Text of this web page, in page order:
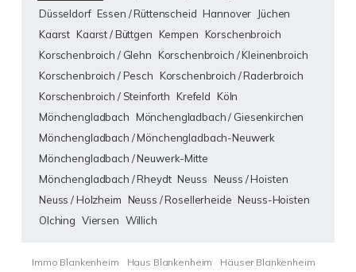
Düsseldorf Essen / Rüttenscheid Hannover Jüchen
Kaarst Kaarst / Büttgen Kempen Korschenbroich
Korschenbroich / Glehn Korschenbroich / Kleinenbroich
Korschenbroich / Pesch Korschenbroich / Raderbroich
Korschenbroich / Steinforth Krefeld Köln
Mönchengladbach Mönchengladbach / Giesenkirchen
Mönchengladbach / Mönchengladbach-Neuwerk
Mönchengladbach / Neuwerk-Mitte
Mönchengladbach / Rheydt Neuss Neuss / Hoisten
Neuss / Holzheim Neuss / Rosellerheide Neuss-Hoisten
Olching Viersen Willich
Immo Blankenheim Haus Blankenheim
Häuser Blankenheim